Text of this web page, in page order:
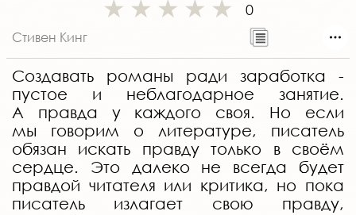
0
Стивен Кинг
Создавать романы ради заработка -
пустое и неблагодарное занятие.
А правда у каждого своя. Но если
мы говорим о литературе, писатель
обязан искать правду только в своём
сердце. Это далеко не всегда будет
правдой читателя или критика, но пока
писатель излагает свою правду,